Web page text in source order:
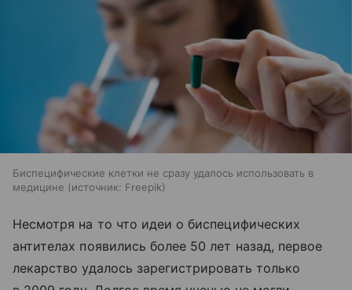
Биспецифические клетки не сразу удалось использовать в
медицине
источник: Freepik
Несмотря на то что идеи о биспецифических
антителах появились более 50 лет назад, первое
лекарство удалось зарегистрировать только